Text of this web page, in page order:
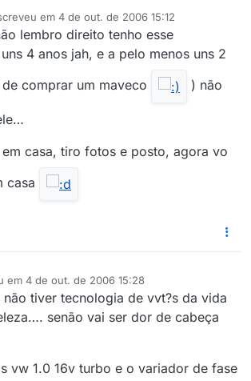
em 4 de out. de 2006 15:12
edição por
lembro direito tenho esse
4 anos jah, e a pelo menos uns 2
comprar um maveco
) não
casa, tiro fotos e posto, agora vo
casa
em 4 de out. de 2006 15:28
por
não tiver tecnologia de vvt?s da vida
senão vai ser dor de cabeça
vw 1.0 16v turbo e o variador de fase